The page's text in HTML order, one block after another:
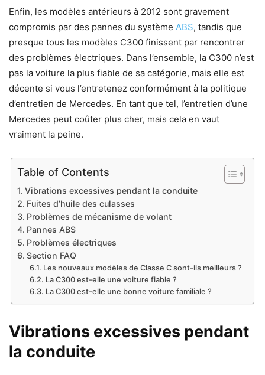
Enfin, les modèles antérieurs à 2012 sont gravement
compromis par des pannes du système ABS, tandis que
presque tous les modèles C300 finissent par rencontrer
des problèmes électriques. Dans l’ensemble, la C300 n’est
pas la voiture la plus fiable de sa catégorie, mais elle est
décente si vous l’entretenez conformément à la politique
d’entretien de Mercedes. En tant que tel, l’entretien d’une
Mercedes peut coûter plus cher, mais cela en vaut
vraiment la peine.
Table of Contents
Vibrations excessives pendant la conduite
Fuites d’huile des culasses
Problèmes de mécanisme de volant
Pannes ABS
Problèmes électriques
Section FAQ
Les nouveaux modèles de Classe C sont-ils meilleurs ?
La C300 est-elle une voiture fiable ?
La C300 est-elle une bonne voiture familiale ?
Vibrations excessives pendant
la conduite